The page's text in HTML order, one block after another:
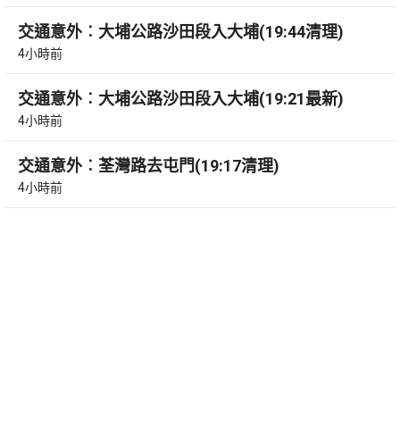
交通意外︰大埔公路沙田段入大埔(19:44清理)
4小時前
交通意外︰大埔公路沙田段入大埔(19:21最新)
4小時前
交通意外︰荃灣路去屯門(19:17清理)
4小時前